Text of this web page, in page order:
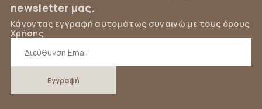
newsletter μας.
Κάνοντας εγγραφή αυτομάτως συναινώ με τους όρους
Χρήσης